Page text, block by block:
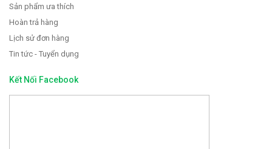
Sản phẩm ưa thích
Hoàn trả hàng
Lịch sử đơn hàng
Tin tức - Tuyển dụng
Kết Nối Facebook